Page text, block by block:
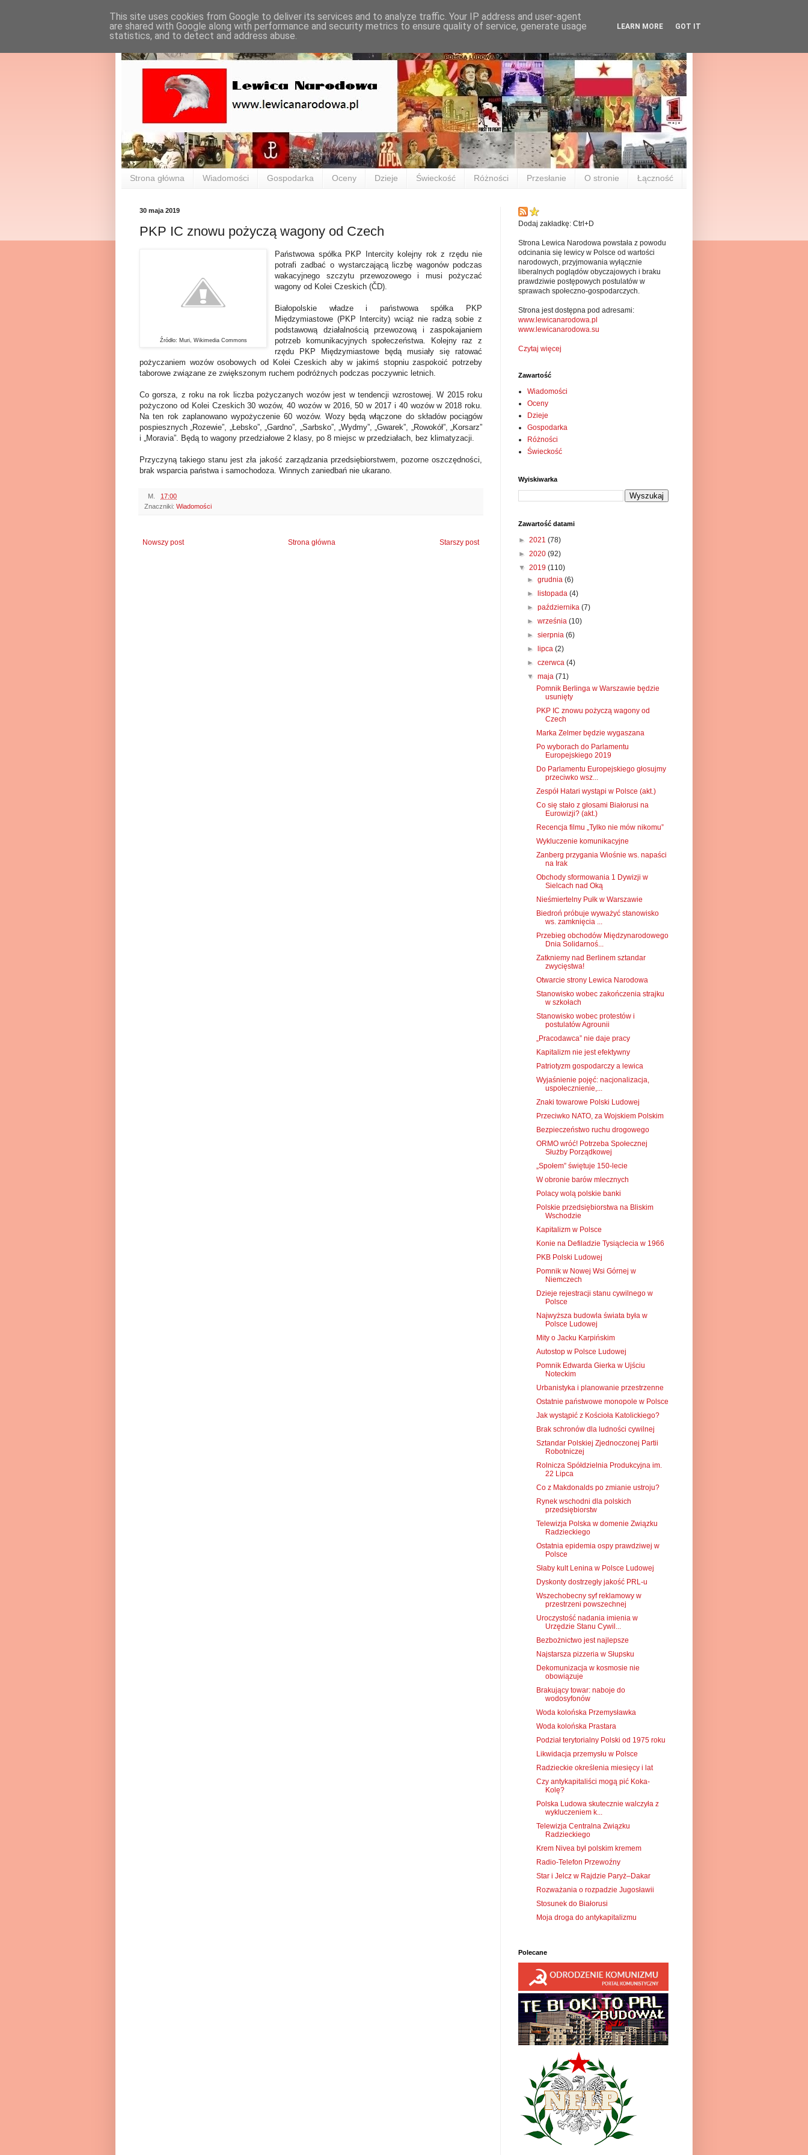
Strona główna Wiadomości Gospodarka Oceny Dzieje Świeckość Różności Przesłanie O stronie Łączność
30 maja 2019
PKP IC znowu pożyczą wagony od Czech
Źródło: Muri, Wikimedia Commons
Państwowa spółka PKP Intercity kolejny rok z rzędu nie
potrafi zadbać o wystarczającą liczbę wagonów podczas
wakacyjnego szczytu przewozowego i musi pożyczać
wagony od Kolei Czeskich (ČD).
Białopolskie władze i państwowa spółka PKP
Międzymiastowe (PKP Intercity) wciąż nie radzą sobie z
podstawową działalnością przewozową i zaspokajaniem
potrzeb komunikacyjnych społeczeństwa. Kolejny raz z
rzędu PKP Międzymiastowe będą musiały się ratować
pożyczaniem wozów osobowych od Kolei Czeskich aby w jakimś stopniu zaspokoić potrzeby
taborowe związane ze zwiększonym ruchem podróżnych podczas poczywnic letnich.
Co gorsza, z roku na rok liczba pożyczanych wozów jest w tendencji wzrostowej. W 2015 roku
pożyczono od Kolei Czeskich 30 wozów, 40 wozów w 2016, 50 w 2017 i 40 wozów w 2018 roku.
Na ten rok zaplanowano wypożyczenie 60 wozów. Wozy będą włączone do składów pociągów
pospiesznych „Rozewie”, „Łebsko”, „Gardno”, „Sarbsko”, „Wydmy”, „Gwarek”, „Rowokół”, „Korsarz”
i „Moravia”. Będą to wagony przedziałowe 2 klasy, po 8 miejsc w przedziałach, bez klimatyzacji.
Przyczyną takiego stanu jest zła jakość zarządzania przedsiębiorstwem, pozorne oszczędności,
brak wsparcia państwa i samochodoza. Winnych zaniedbań nie ukarano.
M.
17:00
Znaczniki: Wiadomości
Nowszy post Starszy post
Strona główna
Dodaj zakładkę: Ctrl+D
Strona Lewica Narodowa powstała z powodu
odcinania się lewicy w Polsce od wartości
narodowych, przyjmowania wyłącznie
liberalnych poglądów obyczajowych i braku
prawdziwie postępowych postulatów w
sprawach społeczno-gospodarczych.
Strona jest dostępna pod adresami:
www.lewicanarodowa.pl
www.lewicanarodowa.su
Czytaj więcej
Zawartość
Wiadomości
Oceny
Dzieje
Gospodarka
Różności
Świeckość
Wyiskiwarka
Zawartość datami
► 2021 (78)
► 2020 (92)
▼ 2019 (110)
►grudnia(6)
►listopada(4)
►października(7)
►września(10)
►sierpnia(6)
►lipca(2)
►czerwca(4)
▼maja(71)
Pomnik Berlinga w Warszawie będzie
usunięty
PKP IC znowu pożyczą wagony od
Czech
Marka Zelmer będzie wygaszana
Po wyborach do Parlamentu
Europejskiego 2019
Do Parlamentu Europejskiego głosujmy
przeciwko wsz...
Zespół Hatari wystąpi w Polsce (akt.)
Co się stało z głosami Białorusi na
Eurowizji? (akt.)
Recencja filmu „Tylko nie mów nikomu”
Wykluczenie komunikacyjne
Zanberg przygania Wiośnie ws. napaści
na Irak
Obchody sformowania 1 Dywizji w
Sielcach nad Oką
Nieśmiertelny Pułk w Warszawie
Biedroń próbuje wyważyć stanowisko
ws. zamknięcia ...
Przebieg obchodów Międzynarodowego
Dnia Solidarnoś...
Zatkniemy nad Berlinem sztandar
zwycięstwa!
Otwarcie strony Lewica Narodowa
Stanowisko wobec zakończenia strajku
w szkołach
Stanowisko wobec protestów i
postulatów Agrounii
„Pracodawca” nie daje pracy
Kapitalizm nie jest efektywny
Patriotyzm gospodarczy a lewica
Wyjaśnienie pojęć: nacjonalizacja,
uspołecznienie,...
Znaki towarowe Polski Ludowej
Przeciwko NATO, za Wojskiem Polskim
Bezpieczeństwo ruchu drogowego
ORMO wróć! Potrzeba Społecznej
Służby Porządkowej
„Społem” świętuje 150-lecie
W obronie barów mlecznych
Polacy wolą polskie banki
Polskie przedsiębiorstwa na Bliskim
Wschodzie
Kapitalizm w Polsce
Konie na Defiladzie Tysiąclecia w 1966
PKB Polski Ludowej
Pomnik w Nowej Wsi Górnej w
Niemczech
Dzieje rejestracji stanu cywilnego w
Polsce
Najwyższa budowla świata była w
Polsce Ludowej
Mity o Jacku Karpińskim
Autostop w Polsce Ludowej
Pomnik Edwarda Gierka w Ujściu
Noteckim
Urbanistyka i planowanie przestrzenne
Ostatnie państwowe monopole w Polsce
Jak wystąpić z Kościoła Katolickiego?
Brak schronów dla ludności cywilnej
Sztandar Polskiej Zjednoczonej Partii
Robotniczej
Rolnicza Spółdzielnia Produkcyjna im.
22 Lipca
Co z Makdonalds po zmianie ustroju?
Rynek wschodni dla polskich
przedsiębiorstw
Telewizja Polska w domenie Związku
Radzieckiego
Ostatnia epidemia ospy prawdziwej w
Polsce
Słaby kult Lenina w Polsce Ludowej
Dyskonty dostrzegły jakość PRL-u
Wszechobecny syf reklamowy w
przestrzeni powszechnej
Uroczystość nadania imienia w
Urzędzie Stanu Cywil...
Bezbożnictwo jest najlepsze
Najstarsza pizzeria w Słupsku
Dekomunizacja w kosmosie nie
obowiązuje
Brakujący towar: naboje do
wodosyfonów
Woda kolońska Przemysławka
Woda kolońska Prastara
Podział terytorialny Polski od 1975 roku
Likwidacja przemysłu w Polsce
Radzieckie określenia miesięcy i lat
Czy antykapitaliści mogą pić Koka-
Kolę?
Polska Ludowa skutecznie walczyła z
wykluczeniem k...
Telewizja Centralna Związku
Radzieckiego
Krem Nivea był polskim kremem
Radio-Telefon Przewoźny
Star i Jelcz w Rajdzie Paryż–Dakar
Rozważania o rozpadzie Jugosławii
Stosunek do Białorusi
Moja droga do antykapitalizmu
Polecane
This site uses cookies from Google to deliver its services and to analyze traffic. Your IP address and user-agent
are shared with Google along with performance and security metrics to ensure quality of service, generate usage
statistics, and to detect and address abuse.
LEARN MORE GOT IT